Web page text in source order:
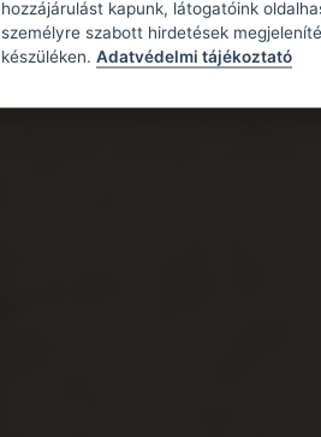
hozzájárulást kapunk, látogatóink
személyre szabott hirdetések
készüléken. Adatvédelmi tájékoztató